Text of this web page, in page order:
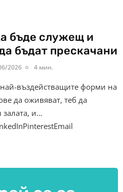
бъде служещ и
бъдат прескачани
2026 4 мин.
въздействащите форми на
да оживяват, теб да
и…